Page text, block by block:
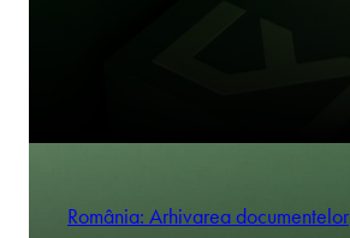
România: Arhivarea documentelor